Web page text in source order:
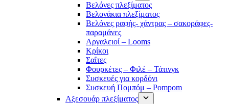
Βελόνες πλεξίματος
Βελονάκια πλεξίματος
Βελόνες ραφής- χάντρας – σακοράφες-
παραμάνες
Αργαλειοί – Looms
Κρίκοι
Σαΐτες
Φουρκέτες – Φιλέ – Τάτινγκ
Συσκευές για κορδόνι
Συσκευή Πομπόμ – Pompom
Αξεσουάρ πλεξίματος